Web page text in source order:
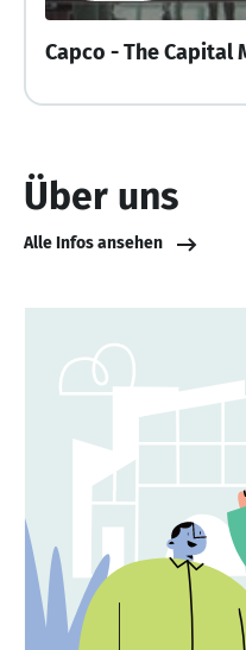
Über uns
Alle Infos ansehen